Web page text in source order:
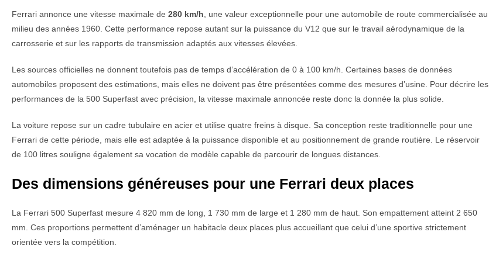
Ferrari annonce une vitesse maximale de 280 km/h, une valeur exceptionnelle pour une automobile de route commercialisée au
milieu des années 1960. Cette performance repose autant sur la puissance du V12 que sur le travail aérodynamique de la
carrosserie et sur les rapports de transmission adaptés aux vitesses élevées.
Les sources officielles ne donnent toutefois pas de temps d’accélération de 0 à 100 km/h. Certaines bases de données
automobiles proposent des estimations, mais elles ne doivent pas être présentées comme des mesures d’usine. Pour décrire les
performances de la 500 Superfast avec précision, la vitesse maximale annoncée reste donc la donnée la plus solide.
La voiture repose sur un cadre tubulaire en acier et utilise quatre freins à disque. Sa conception reste traditionnelle pour une
Ferrari de cette période, mais elle est adaptée à la puissance disponible et au positionnement de grande routière. Le réservoir
de 100 litres souligne également sa vocation de modèle capable de parcourir de longues distances.
Des dimensions généreuses pour une Ferrari deux places
La Ferrari 500 Superfast mesure 4 820 mm de long, 1 730 mm de large et 1 280 mm de haut. Son empattement atteint 2 650
mm. Ces proportions permettent d’aménager un habitacle deux places plus accueillant que celui d’une sportive strictement
orientée vers la compétition.